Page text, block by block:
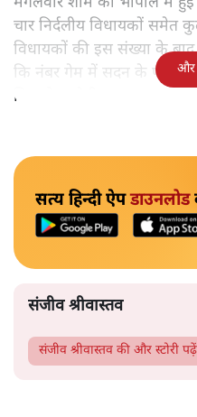
चार निर्दलीय विधायकों समेत
विधायकों की इस संख्या के
कि नंबर गेम में सदन के फ्लोर
चित हो जायेगी।
और
सत्य हिन्दी ऐपडाउनलोड
संजीव श्रीवास्तव
संजीव श्रीवास्तव की और स्टोरी पढ़ें